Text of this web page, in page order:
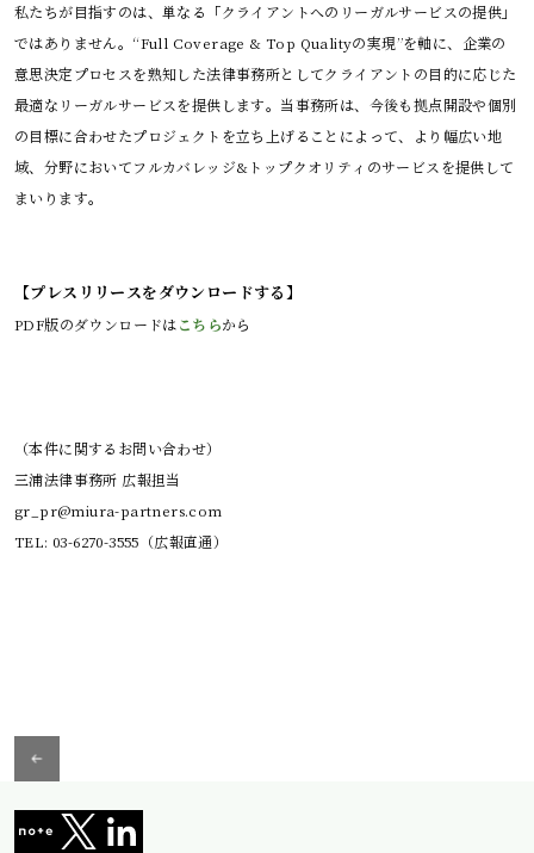
私たちが目指すのは、単なる「クライアントへのリーガルサービスの提供」
ではありません。“Full Coverage & Top Qualityの実現”を軸に、企業の
意思決定プロセスを熟知した法律事務所としてクライアントの目的に応じた
最適なリーガルサービスを提供します。当事務所は、今後も拠点開設や個別
の目標に合わせたプロジェクトを立ち上げることによって、より幅広い地
域、分野においてフルカバレッジ&トップクオリティのサービスを提供して
まいります。
【プレスリリースをダウンロードする】
PDF版のダウンロードはこちらから
（本件に関するお問い合わせ）
三浦法律事務所 広報担当
gr_pr@miura-partners.com